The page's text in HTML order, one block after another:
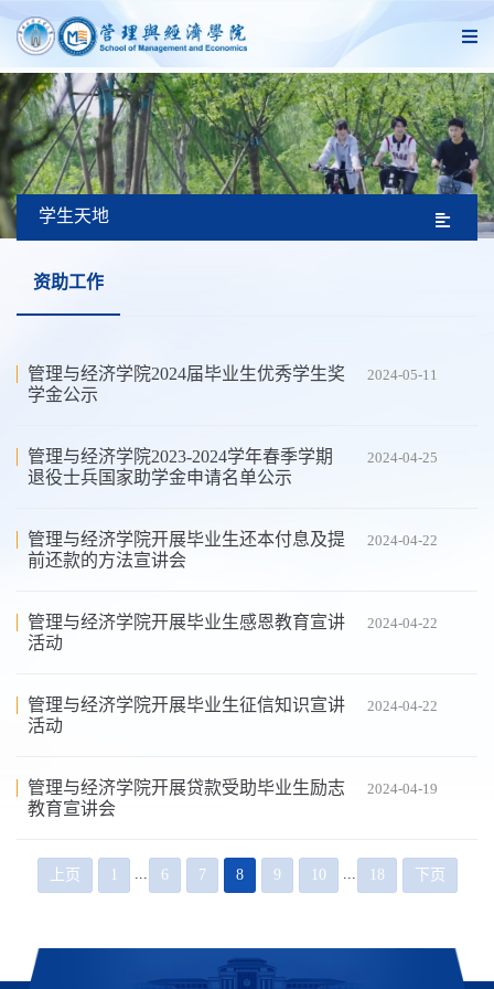
学生天地
资助工作
管理与经济学院2024届毕业生优秀学生奖
学金公示
2024-05-11
管理与经济学院2023-2024学年春季学期
退役士兵国家助学金申请名单公示
2024-04-25
管理与经济学院开展毕业生还本付息及提
前还款的方法宣讲会
2024-04-22
管理与经济学院开展毕业生感恩教育宣讲
活动
2024-04-22
管理与经济学院开展毕业生征信知识宣讲
活动
2024-04-22
管理与经济学院开展贷款受助毕业生励志
教育宣讲会
2024-04-19
上页 1 6 7 8 9 10 18 下页